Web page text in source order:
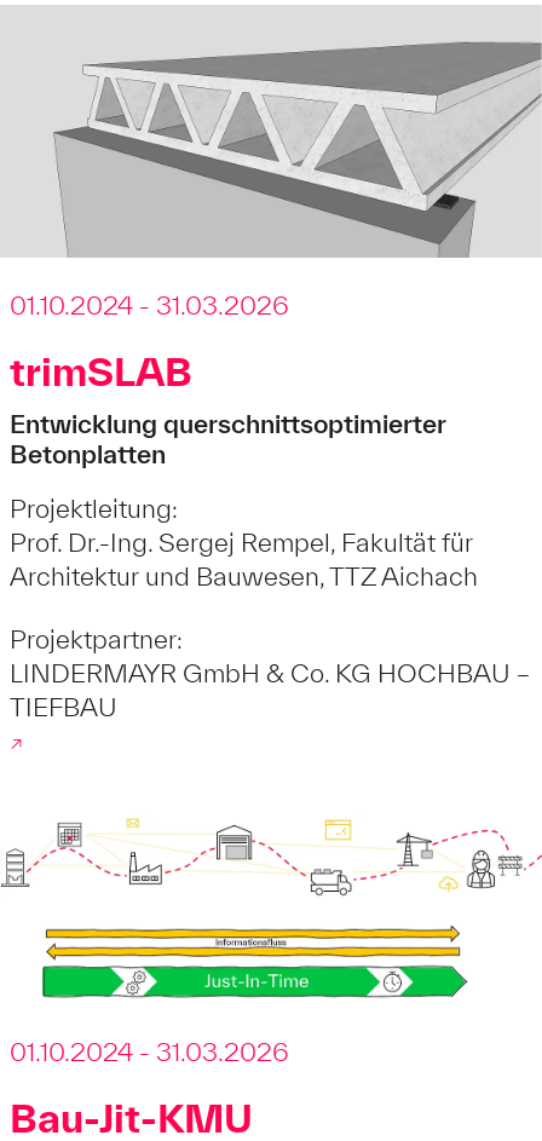
01.10.2024 - 31.03.2026
trimSLAB
Entwicklung querschnittsoptimierter
Betonplatten
Projektleitung:
Prof. Dr.-Ing. Sergej Rempel, Fakultät für
Architektur und Bauwesen, TTZ Aichach
Projektpartner:
LINDERMAYR GmbH & Co. KG HOCHBAU –
TIEFBAU
↗
01.10.2024 - 31.03.2026
Bau-Jit-KMU